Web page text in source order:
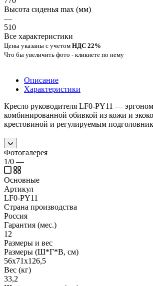
Высота сиденья max (мм)
—
510
Все характеристики
Цены указаны с учетом НДС 22%
Что бы увеличить фото - кликнете по нему
Описание
Характеристики
Кресло руководителя LF0-PY11 —
комбинированной обивкой из кожи и
крестовиной и регулируемым
Фотогалерея
1/0 —
Основные
Артикул
LF0-PY11
Страна производства
Россия
Гарантия (мес.)
12
Размеры и вес
Размеры (Ш*Г*В, см)
56х71х126,5
Вес (кг)
33,2